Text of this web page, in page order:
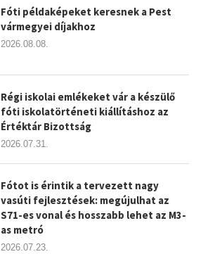
Fóti példaképeket keresnek a Pest
vármegyei díjakhoz
2026.08.08.
Régi iskolai emlékeket vár a készülő
fóti iskolatörténeti kiállításhoz az
Értéktár Bizottság
2026.07.31.
Fótot is érintik a tervezett nagy
vasúti fejlesztések: megújulhat az
S71-es vonal és hosszabb lehet az M3-
as metró
2026.07.23.